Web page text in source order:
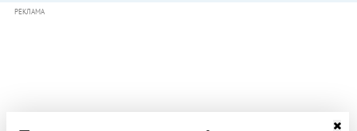
РЕКЛАМА